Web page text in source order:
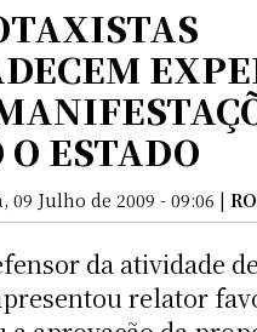
O ESTADO
Julho de 2009 - 09:06 |
da atividade
relator